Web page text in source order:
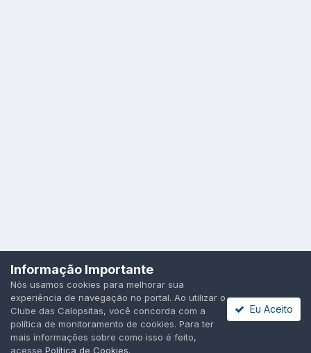
Idioma Política de Privacidade
Todos os direitos reservados.
Powered by Invision Community
Informação Importante
Nós usamos cookies para melhorar sua
experiência de navegação no portal. Ao utilizar o
Clube das Calopsitas, você concorda com a
política de monitoramento de cookies. Para ter
mais informações sobre como isso é feito,
acesse Política de Cookies.
Eu Aceito